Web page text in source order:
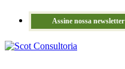
Assine nossa newsletter